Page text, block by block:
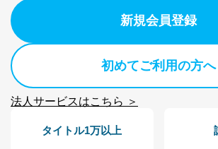
個人情報の取扱いについて
護管理者の責任のもと、個人情報を取得
用・提供・管理いたします。
東京都渋谷区南平台町16-11
新規会員登録
初めてご利用の方へ
法人サービスはこちら ＞
タイトル1万以上